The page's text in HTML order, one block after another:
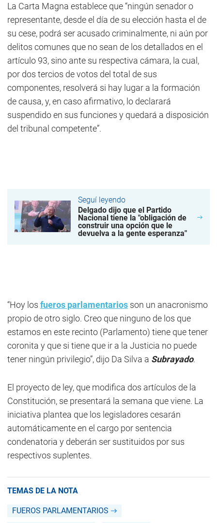
La Carta Magna establece que “ningún senador o
representante, desde el día de su elección hasta el de
su cese, podrá ser acusado criminalmente, ni aún por
delitos comunes que no sean de los detallados en el
artículo 93, sino ante su respectiva cámara, la cual,
por dos tercios de votos del total de sus
componentes, resolverá si hay lugar a la formación
de causa, y, en caso afirmativo, lo declarará
suspendido en sus funciones y quedará a disposición
del tribunal competente”.
Seguí leyendo
Delgado dijo que el Partido
Nacional tiene la "obligación de
construir una opción que le
devuelva a la gente esperanza"
“Hoy los fueros parlamentarios son un anacronismo
propio de otro siglo. Creo que ninguno de los que
estamos en este recinto (Parlamento) tiene que tener
coronita y que si tiene que ir a la Justicia no puede
tener ningún privilegio”, dijo Da Silva a Subrayado.
El proyecto de ley, que modifica dos artículos de la
Constitución, se presentará la semana que viene. La
iniciativa plantea que los legisladores cesarán
automáticamente en el cargo por sentencia
condenatoria y deberán ser sustituidos por sus
respectivos suplentes.
TEMAS DE LA NOTA
FUEROS PARLAMENTARIOS